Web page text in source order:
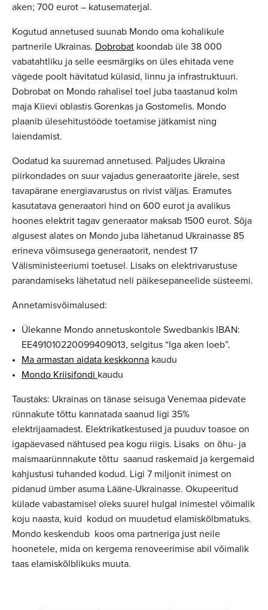
aken; 700 eurot – katusematerjal.
Kogutud annetused suunab Mondo oma kohalikule
partnerile Ukrainas. Dobrobat koondab üle 38 000
vabatahtliku ja selle eesmärgiks on üles ehitada vene
vägede poolt hävitatud külasid, linnu ja infrastruktuuri.
Dobrobat on Mondo rahalisel toel juba taastanud kolm
maja Kiievi oblastis Gorenkas ja Gostomelis. Mondo
plaanib ülesehitustööde toetamise jätkamist ning
laiendamist.
Oodatud ka suuremad annetused. Paljudes Ukraina
piirkondades on suur vajadus generaatorite järele, sest
tavapärane energiavarustus on rivist väljas. Eramutes
kasutatava generaatori hind on 600 eurot ja avalikus
hoones elektrit tagav generaator maksab 1500 eurot. Sõja
algusest alates on Mondo juba lähetanud Ukrainasse 85
erineva võimsusega generaatorit, nendest 17
Välisministeeriumi toetusel. Lisaks on elektrivarustuse
parandamiseks lähetatud neli päikesepaneelide süsteemi.
Annetamisvõimalused:
Ülekanne Mondo annetuskontole Swedbankis IBAN:
EE491010220099409013, selgitus “Iga aken loeb”.
Ma armastan aidata keskkonna kaudu
Mondo Kriisifondi kaudu
Taustaks: Ukrainas on tänase seisuga Venemaa pidevate
rünnakute tõttu kannatada saanud ligi 35%
elektrijaamadest. Elektrikatkestused ja puuduv toasoe on
igapäevased nähtused pea kogu riigis. Lisaks on õhu- ja
maismaarünnnakute tõttu saanud raskemaid ja kergemaid
kahjustusi tuhanded kodud. Ligi 7 miljonit inimest on
pidanud ümber asuma Lääne-Ukrainasse. Okupeeritud
külade vabastamisel oleks suurel hulgal inimestel võimalik
koju naasta, kuid kodud on muudetud elamiskõlbmatuks.
Mondo keskendub koos oma partneriga just neile
hoonetele, mida on kergema renoveerimise abil võimalik
taas elamiskõlblikuks muuta.